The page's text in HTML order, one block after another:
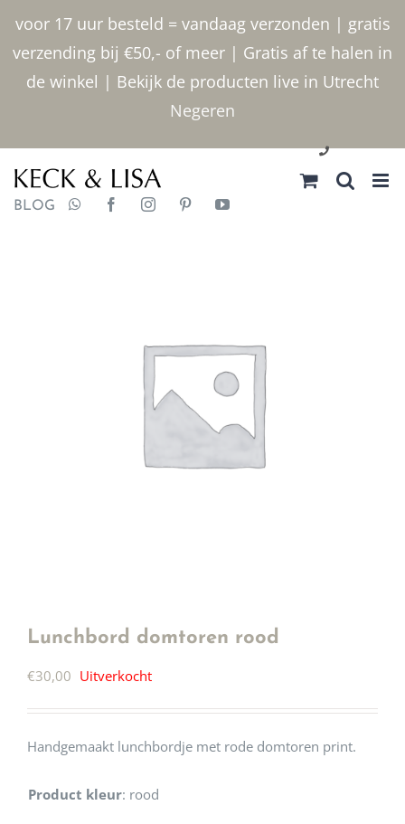
voor 17 uur besteld = vandaag verzonden | gratis
verzending bij €50,- of meer | Gratis af te halen in
de winkel | Bekijk de producten live in Utrecht
Negeren
inhoud
030 2400000
BLOG
Lunchbord domtoren rood
€30,00 Uitverkocht
Handgemaakt lunchbordje met rode domtoren print.
Product kleur: rood